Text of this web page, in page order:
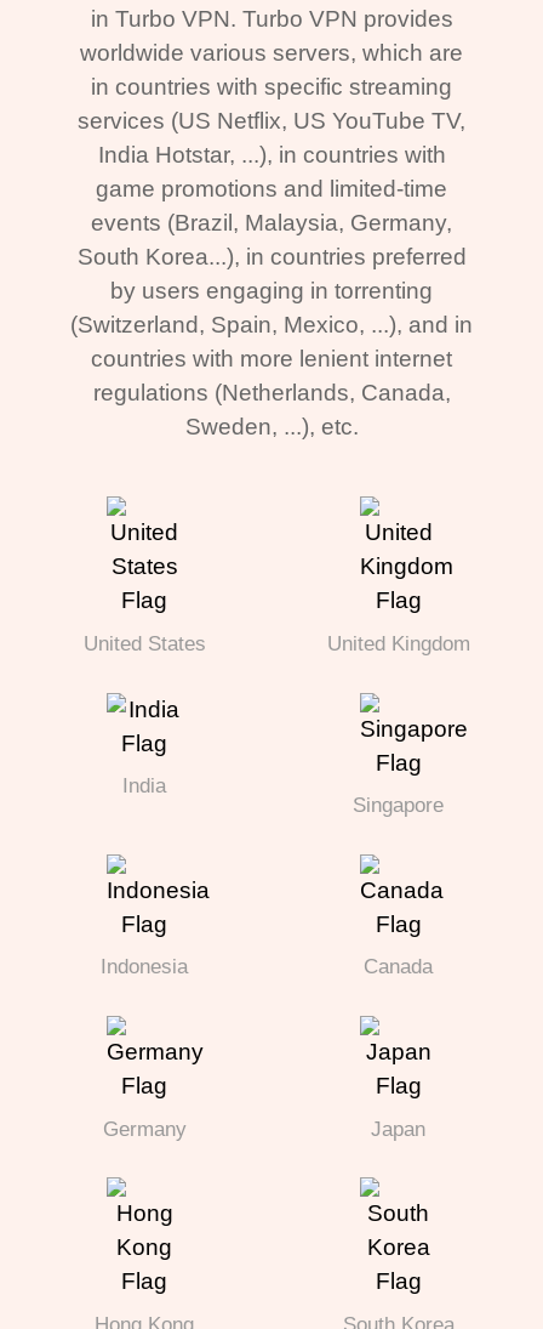
in Turbo VPN. Turbo VPN provides
worldwide various servers, which are
in countries with specific streaming
services (US Netflix, US YouTube TV,
India Hotstar, ...), in countries with
game promotions and limited-time
events (Brazil, Malaysia, Germany,
South Korea...), in countries preferred
by users engaging in torrenting
(Switzerland, Spain, Mexico, ...), and in
countries with more lenient internet
regulations (Netherlands, Canada,
Sweden, ...), etc.
United States United Kingdom
India
Singapore
Indonesia Canada
Germany Japan